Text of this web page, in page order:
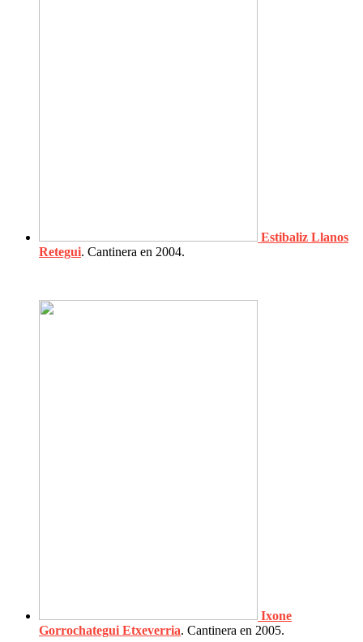
Estibaliz Llanos
Retegui. Cantinera en 2004.
Ixone
Gorrochategui Etxeverria. Cantinera en 2005.